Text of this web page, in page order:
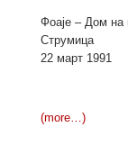
Фоаје – Дом на
Струмица
22 март 1991
(more…)